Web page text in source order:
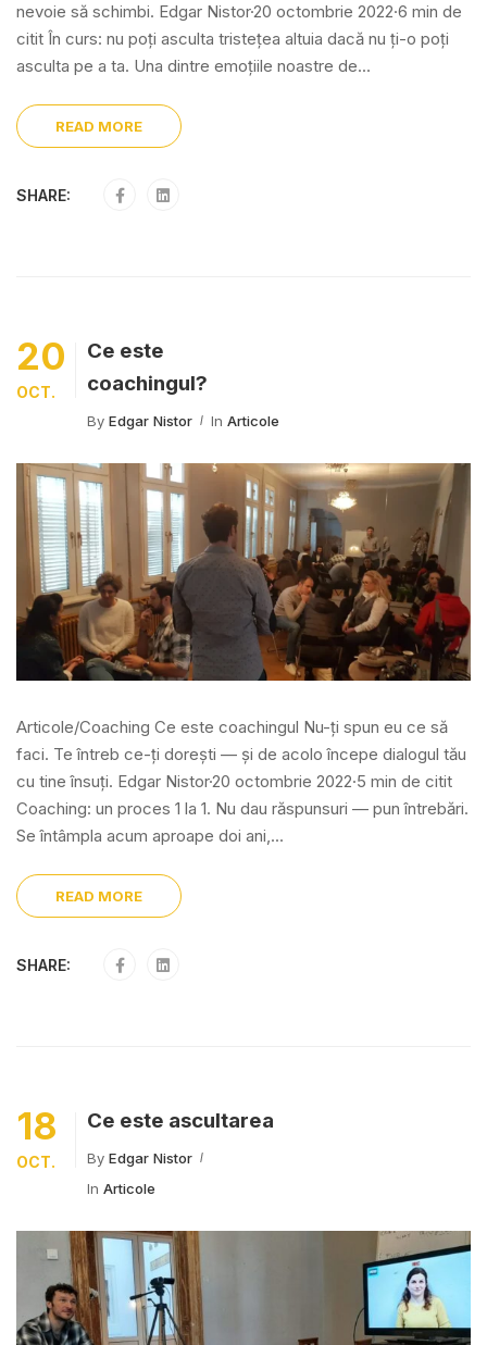
nevoie să schimbi. Edgar Nistor·20 octombrie 2022·6 min de
citit În curs: nu poți asculta tristețea altuia dacă nu ți-o poți
asculta pe a ta. Una dintre emoțiile noastre de...
READ MORE
SHARE:
20
OCT.
Ce este
coachingul?
By Edgar Nistor In Articole
Articole/Coaching Ce este coachingul Nu-ți spun eu ce să
faci. Te întreb ce-ți dorești — și de acolo începe dialogul tău
cu tine însuți. Edgar Nistor·20 octombrie 2022·5 min de citit
Coaching: un proces 1 la 1. Nu dau răspunsuri — pun întrebări.
Se întâmpla acum aproape doi ani,...
READ MORE
SHARE:
18
OCT.
Ce este ascultarea
By Edgar Nistor
In Articole